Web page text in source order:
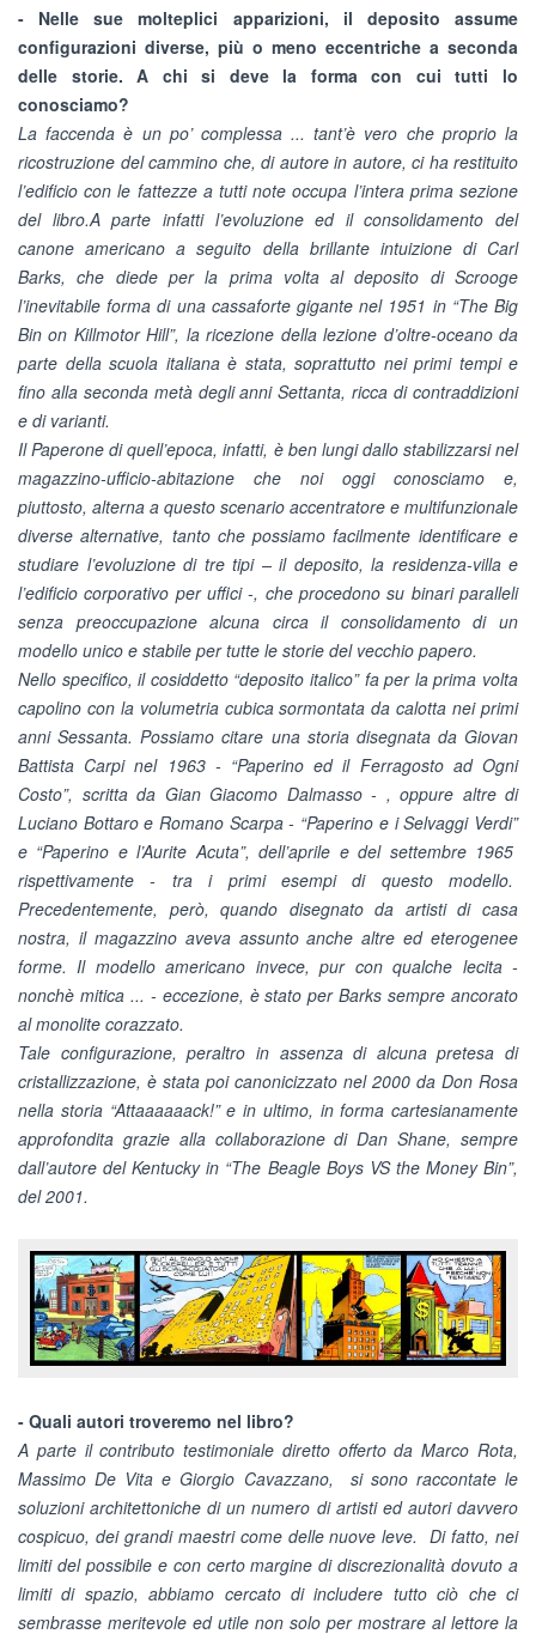
- Nelle sue molteplici apparizioni, il deposito assume
configurazioni diverse, più o meno eccentriche a seconda
delle storie. A chi si deve la forma con cui tutti lo
conosciamo?
La faccenda è un po’ complessa ... tant’è vero che proprio la
ricostruzione del cammino che, di autore in autore, ci ha restituito
l’edificio con le fattezze a tutti note occupa l’intera prima sezione
del libro.A parte infatti l’evoluzione ed il consolidamento del
canone americano a seguito della brillante intuizione di Carl
Barks, che diede per la prima volta al deposito di Scrooge
l’inevitabile forma di una cassaforte gigante nel 1951 in “The Big
Bin on Killmotor Hill”, la ricezione della lezione d’oltre-oceano da
parte della scuola italiana è stata, soprattutto nei primi tempi e
fino alla seconda metà degli anni Settanta, ricca di contraddizioni
e di varianti.
Il Paperone di quell’epoca, infatti, è ben lungi dallo stabilizzarsi nel
magazzino-ufficio-abitazione che noi oggi conosciamo e,
piuttosto, alterna a questo scenario accentratore e multifunzionale
diverse alternative, tanto che possiamo facilmente identificare e
studiare l’evoluzione di tre tipi – il deposito, la residenza-villa e
l’edificio corporativo per uffici -, che procedono su binari paralleli
senza preoccupazione alcuna circa il consolidamento di un
modello unico e stabile per tutte le storie del vecchio papero.
Nello specifico, il cosiddetto “deposito italico” fa per la prima volta
capolino con la volumetria cubica sormontata da calotta nei primi
anni Sessanta. Possiamo citare una storia disegnata da Giovan
Battista Carpi nel 1963 - “Paperino ed il Ferragosto ad Ogni
Costo”, scritta da Gian Giacomo Dalmasso - , oppure altre di
Luciano Bottaro e Romano Scarpa - “Paperino e i Selvaggi Verdi”
e “Paperino e l’Aurite Acuta”, dell’aprile e del settembre 1965
rispettivamente - tra i primi esempi di questo modello.
Precedentemente, però, quando disegnato da artisti di casa
nostra, il magazzino aveva assunto anche altre ed eterogenee
forme. Il modello americano invece, pur con qualche lecita -
nonchè mitica ... - eccezione, è stato per Barks sempre ancorato
al monolite corazzato.
Tale configurazione, peraltro in assenza di alcuna pretesa di
cristallizzazione, è stata poi canonicizzato nel 2000 da Don Rosa
nella storia “Attaaaaaack!” e in ultimo, in forma cartesianamente
approfondita grazie alla collaborazione di Dan Shane, sempre
dall’autore del Kentucky in “The Beagle Boys VS the Money Bin”,
del 2001.
- Quali autori troveremo nel libro?
A parte il contributo testimoniale diretto offerto da Marco Rota,
Massimo De Vita e Giorgio Cavazzano, si sono raccontate le
soluzioni architettoniche di un numero di artisti ed autori davvero
cospicuo, dei grandi maestri come delle nuove leve. Di fatto, nei
limiti del possibile e con certo margine di discrezionalità dovuto a
limiti di spazio, abbiamo cercato di includere tutto ciò che ci
sembrasse meritevole ed utile non solo per mostrare al lettore la